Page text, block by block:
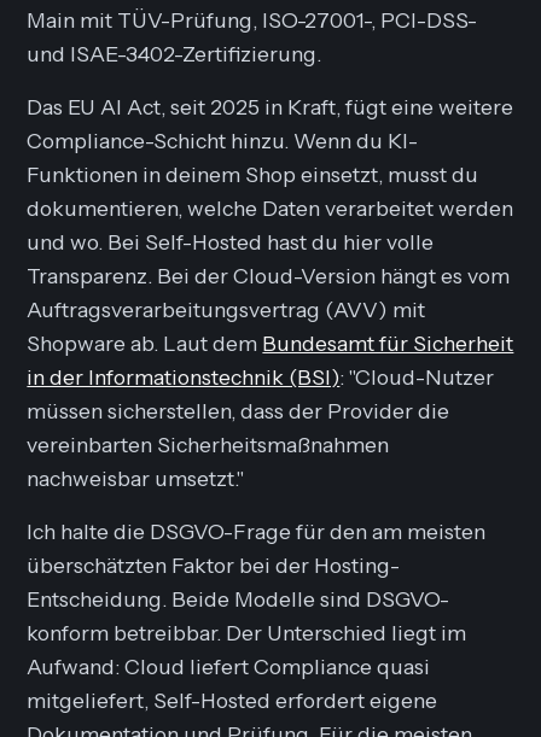
Main mit TÜV-Prüfung, ISO-27001-, PCI-DSS-
und ISAE-3402-Zertifizierung.
Das EU AI Act, seit 2025 in Kraft, fügt eine weitere
Compliance-Schicht hinzu. Wenn du KI-
Funktionen in deinem Shop einsetzt, musst du
dokumentieren, welche Daten verarbeitet werden
und wo. Bei Self-Hosted hast du hier volle
Transparenz. Bei der Cloud-Version hängt es vom
Auftragsverarbeitungsvertrag (AVV) mit
Shopware ab. Laut dem Bundesamt für Sicherheit
in der Informationstechnik (BSI): "Cloud-Nutzer
müssen sicherstellen, dass der Provider die
vereinbarten Sicherheitsmaßnahmen
nachweisbar umsetzt."
Ich halte die DSGVO-Frage für den am meisten
überschätzten Faktor bei der Hosting-
Entscheidung. Beide Modelle sind DSGVO-
konform betreibbar. Der Unterschied liegt im
Aufwand: Cloud liefert Compliance quasi
mitgeliefert, Self-Hosted erfordert eigene